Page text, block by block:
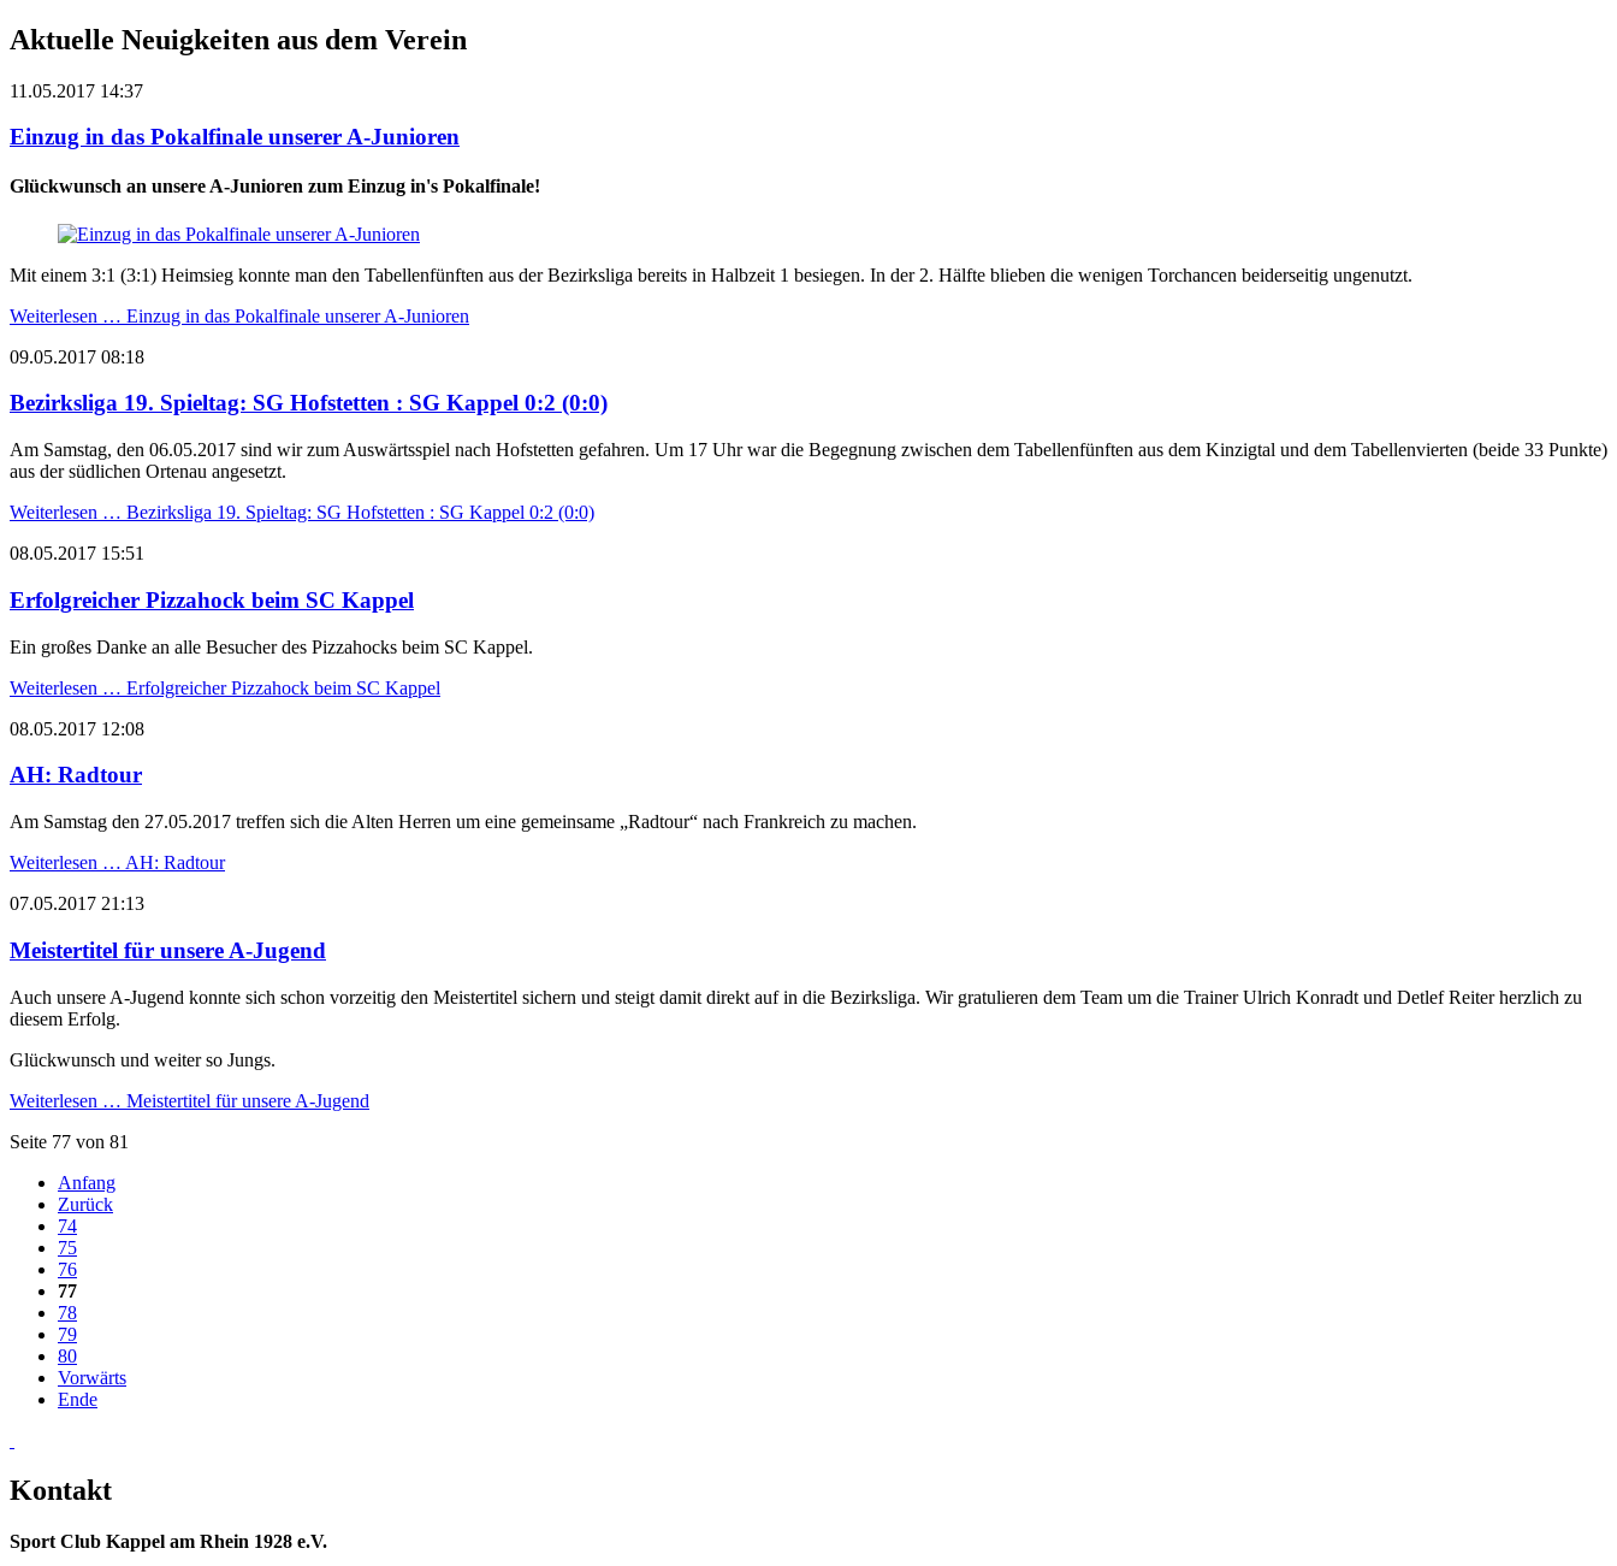
Aktuelle Neuigkeiten aus dem Verein
11.05.2017 14:37
Einzug in das Pokalfinale unserer A-Junioren
Glückwunsch an unsere A-Junioren zum Einzug in's Pokalfinale!
Mit einem 3:1 (3:1) Heimsieg konnte man den Tabellenfünften aus der Bezirksliga bereits in Halbzeit 1 besiegen. In der 2. Hälfte blieben die wenigen Torchancen beiderseitig ungenutzt.
Weiterlesen … Einzug in das Pokalfinale unserer A-Junioren
09.05.2017 08:18
Bezirksliga 19. Spieltag: SG Hofstetten : SG Kappel 0:2 (0:0)
Am Samstag, den 06.05.2017 sind wir zum Auswärtsspiel nach Hofstetten gefahren. Um 17 Uhr war die Begegnung zwischen dem Tabellenfünften aus dem Kinzigtal und dem Tabellenvierten (beide 33 Punkte)
aus der südlichen Ortenau angesetzt.
Weiterlesen … Bezirksliga 19. Spieltag: SG Hofstetten : SG Kappel 0:2 (0:0)
08.05.2017 15:51
Erfolgreicher Pizzahock beim SC Kappel
Ein großes Danke an alle Besucher des Pizzahocks beim SC Kappel.
Weiterlesen … Erfolgreicher Pizzahock beim SC Kappel
08.05.2017 12:08
AH: Radtour
Am Samstag den 27.05.2017 treffen sich die Alten Herren um eine gemeinsame „Radtour“ nach Frankreich zu machen.
Weiterlesen … AH: Radtour
07.05.2017 21:13
Meistertitel für unsere A-Jugend
Auch unsere A-Jugend konnte sich schon vorzeitig den Meistertitel sichern und steigt damit direkt auf in die Bezirksliga. Wir gratulieren dem Team um die Trainer Ulrich Konradt und Detlef Reiter herzlich zu
diesem Erfolg.
Glückwunsch und weiter so Jungs.
Weiterlesen … Meistertitel für unsere A-Jugend
Seite 77 von 81
Anfang
Zurück
74
75
76
77
78
79
80
Vorwärts
Ende
Kontakt
Sport Club Kappel am Rhein 1928 e.V.